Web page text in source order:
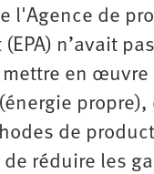
l'Agence de
n’avait
en œuvre
de
réduire les